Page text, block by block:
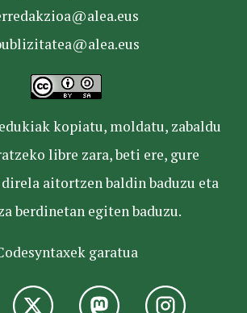
kopiatu, moldatu, zabaldu
libre zara, beti ere, gure
aitortzen baldin baduzu eta
berdinetan egiten baduzu.
garatua